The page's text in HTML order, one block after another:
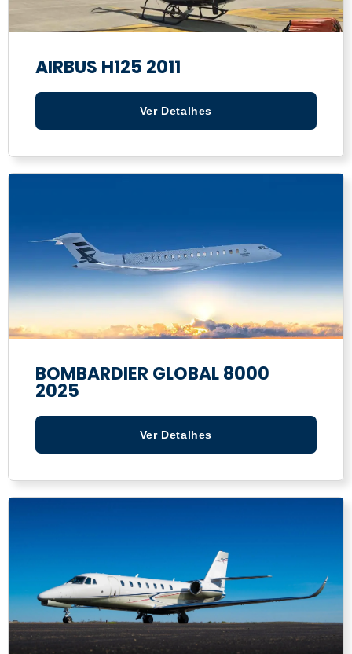
AIRBUS H125 2011
Ver Detalhes
BOMBARDIER GLOBAL 8000
2025
Ver Detalhes